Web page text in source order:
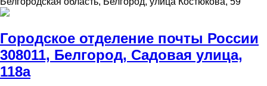
Городское отделение почты России
308011, Белгород, Садовая улица,
118а